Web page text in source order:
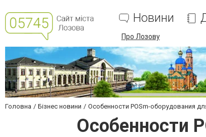
Новини
Про Лозову
Головна Бізнес новини Особенности POSm-оборудования
Особенности